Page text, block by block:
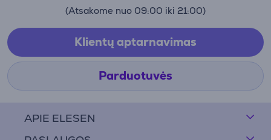
APIE ELESEN
(Atsakome nuo 09:00 iki 21:00)
Klientų aptarnavimas
Parduotuvės